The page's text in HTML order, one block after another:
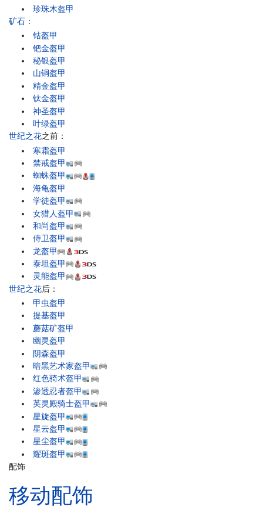
珍珠木盔甲
矿石 ：
钴盔甲
钯金盔甲
秘银盔甲
山铜盔甲
精金盔甲
钛金盔甲
神圣盔甲
叶绿盔甲
世纪之花之前：
寒霜盔甲
禁戒盔甲
蜘蛛盔甲
海龟盔甲
学徒盔甲
女猎人盔甲
和尚盔甲
侍卫盔甲
龙盔甲
泰坦盔甲
灵能盔甲
世纪之花后：
甲虫盔甲
提基盔甲
蘑菇矿盔甲
幽灵盔甲
阴森盔甲
暗黑艺术家盔甲
红色骑术盔甲
渗透忍者盔甲
英灵殿骑士盔甲
星旋盔甲
星云盔甲
星尘盔甲
耀斑盔甲
配饰
移动配饰